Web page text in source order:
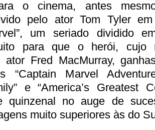
o cinema, antes
pelo ator Tom Tyler
um seriado dividido
para que o herói, cujo
ator Fred MacMurray,
“Captain Marvel
e “America’s Greatest
quinzenal no auge de
muito superiores às do